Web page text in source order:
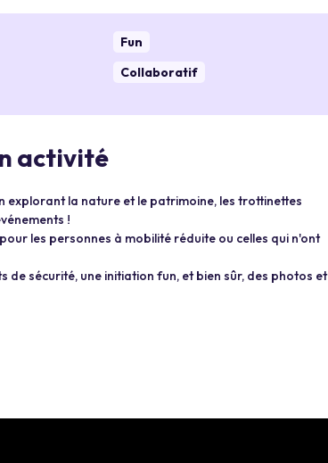
Fun
Collaboratif
activité
explorant la nature et le patrimoine, les trottinettes
!
les personnes à mobilité réduite ou celles qui n'ont
de sécurité, une initiation fun, et bien sûr, des photos et